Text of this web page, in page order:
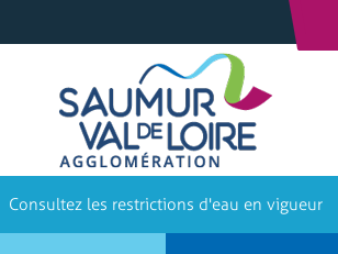
Consultez les restrictions d'eau en vigueur